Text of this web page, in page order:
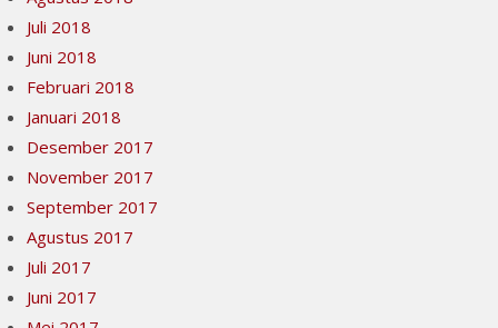
Juli 2018
Juni 2018
Februari 2018
Januari 2018
Desember 2017
November 2017
September 2017
Agustus 2017
Juli 2017
Juni 2017